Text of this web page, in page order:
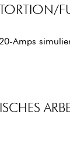
Amps